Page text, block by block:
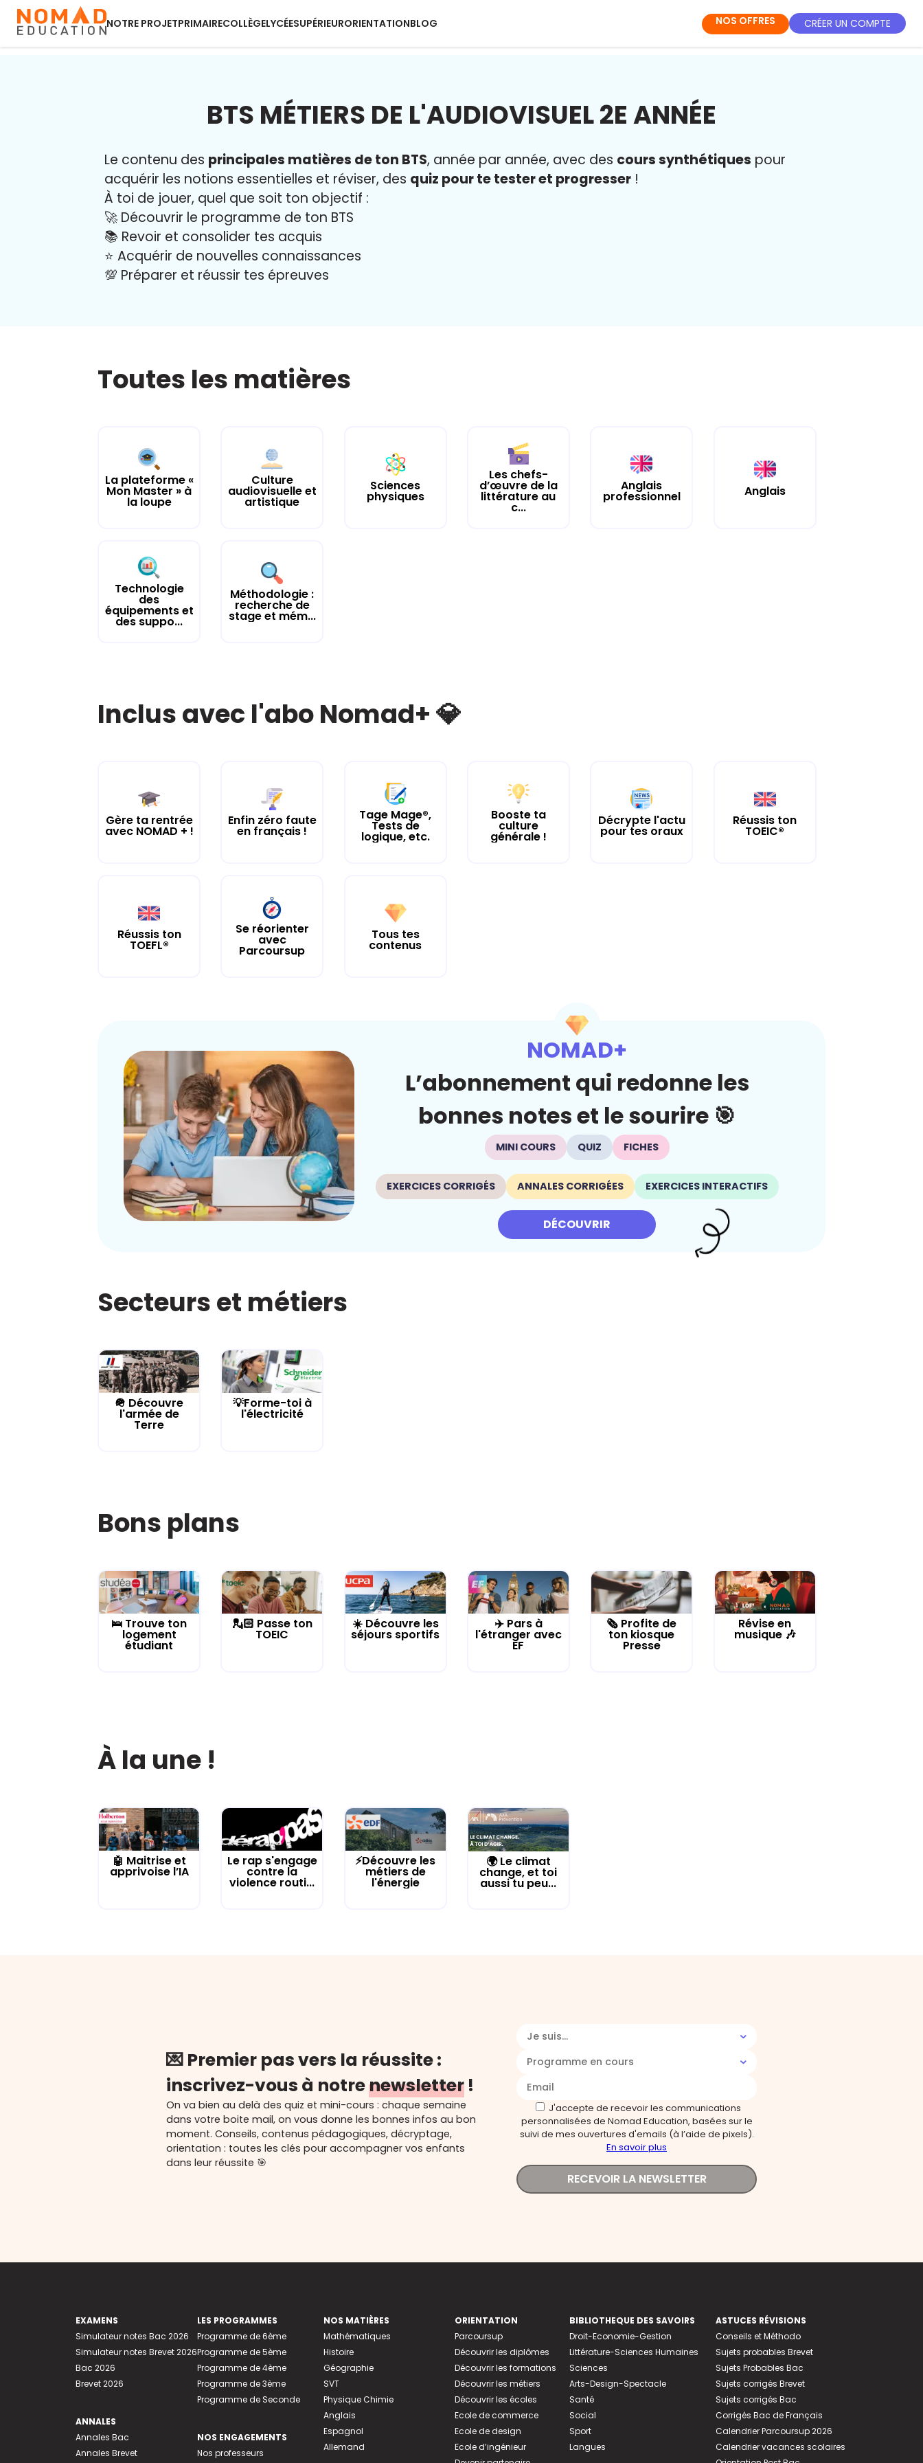
NOTRE PROJETPRIMAIRECOLLÈGELYCÉESUPÉRIEURORIENTATIONBLOG NOS OFFRES CRÉER UN COMPTE
BTS MÉTIERS DE L'AUDIOVISUEL 2E ANNÉE
Le contenu des principales matières de ton BTS, année par année, avec des cours synthétiques pour
acquérir les notions essentielles et réviser, des quiz pour te tester et progresser !
À toi de jouer, quel que soit ton objectif :
🚀 Découvrir le programme de ton BTS
📚 Revoir et consolider tes acquis
⭐️ Acquérir de nouvelles connaissances
💯 Préparer et réussir tes épreuves
Toutes les matières
La plateforme «
Mon Master » à
la loupe
Culture
audiovisuelle et
artistique
Sciences
physiques
Les chefs-
d’œuvre de la
littérature au
c...
Anglais
professionnel Anglais
Technologie
des
équipements et
des suppo...
Méthodologie :
recherche de
stage et mém...
Inclus avec l'abo Nomad+ 💎
Gère ta rentrée
avec NOMAD + !
Enfin zéro faute
en français !
Tage Mage®,
Tests de
logique, etc.
Booste ta
culture
générale !
Décrypte l'actu
pour tes oraux
Réussis ton
TOEIC®
Réussis ton
TOEFL®
Se réorienter
avec
Parcoursup
Tous tes
contenus
NOMAD+
L’abonnement qui redonne les
bonnes notes et le sourire 🎯
MINI COURS QUIZ FICHES
EXERCICES CORRIGÉS ANNALES CORRIGÉES EXERCICES INTERACTIFS
DÉCOUVRIR
Secteurs et métiers
🪖 Découvre
l'armée de
Terre
💡Forme-toi à
l'électricité
Bons plans
🛌 Trouve ton
logement
étudiant
💂🏻 Passe ton
TOEIC
☀️ Découvre les
séjours sportifs
✈️ Pars à
l'étranger avec
EF
🗞️ Profite de
ton kiosque
Presse
Révise en
musique 🎶
À la une !
🤖 Maitrise et
apprivoise l’IA
Le rap s'engage
contre la
violence routi...
⚡Découvre les
métiers de
l'énergie
🌍 Le climat
change, et toi
aussi tu peu...
💌 Premier pas vers la réussite :
inscrivez-vous à notrenewsletter !
On va bien au delà des quiz et mini-cours : chaque semaine
dans votre boite mail, on vous donne les bonnes infos au bon
moment. Conseils, contenus pédagogiques, décryptage,
orientation : toutes les clés pour accompagner vos enfants
dans leur réussite 🎯
Je suis...
Programme en cours
J'accepte de recevoir les communications
personnalisées de Nomad Education, basées sur le
suivi de mes ouvertures d'emails (à l’aide de pixels).
En savoir plus
RECEVOIR LA NEWSLETTER
EXAMENS
Simulateur notes Bac 2026
Simulateur notes Brevet 2026
Bac 2026
Brevet 2026
ANNALES
Annales Bac
Annales Brevet
LES PROGRAMMES
Programme de 6ème
Programme de 5ème
Programme de 4ème
Programme de 3ème
Programme de Seconde
NOS ENGAGEMENTS
Nos professeurs
NOS MATIÈRES
Mathématiques
Histoire
Géographie
SVT
Physique Chimie
Anglais
Espagnol
Allemand
ORIENTATION
Parcoursup
Découvrir les diplômes
Découvrir les formations
Découvrir les métiers
Découvrir les écoles
Ecole de commerce
Ecole de design
Ecole d’ingénieur
BIBLIOTHEQUE DES SAVOIRS
Droit-Economie-Gestion
Littérature-Sciences Humaines
Sciences
Arts-Design-Spectacle
Santé
Social
Sport
Langues
ASTUCES RÉVISIONS
Conseils et Méthodo
Sujets probables Brevet
Sujets Probables Bac
Sujets corrigés Brevet
Sujets corrigés Bac
Corrigés Bac de Français
Calendrier Parcoursup 2026
Calendrier vacances scolaires